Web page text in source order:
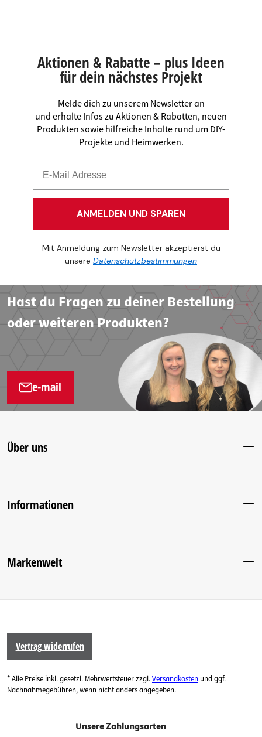
Aktionen & Rabatte – plus Ideen
für dein nächstes Projekt
Melde dich zu unserem Newsletter an
und erhalte Infos zu Aktionen & Rabatten, neuen
Produkten sowie hilfreiche Inhalte rund um DIY-
Projekte und Heimwerken.
ANMELDEN UND SPAREN
Mit Anmeldung zum Newsletter akzeptierst du
unsere Datenschutzbestimmungen
Hast du Fragen zu deiner Bestellung
oder weiteren Produkten?
e-mail
Über uns
Informationen
Markenwelt
Vertrag widerrufen
* Alle Preise inkl. gesetzl. Mehrwertsteuer zzgl.Versandkosten und ggf.
Nachnahmegebühren, wenn nicht anders angegeben.
Unsere Zahlungsarten